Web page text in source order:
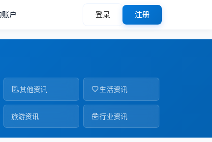
户 登录 注册
其他资讯 生活资讯
旅游资讯 行业资讯